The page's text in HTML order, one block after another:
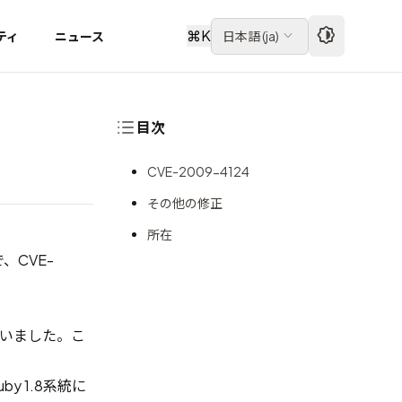
ィ ニュース ⌘K 日本語(ja)
、CVE-
ました。こ
1.8系統に
目次
CVE-2009-4124
その他の修正
所在